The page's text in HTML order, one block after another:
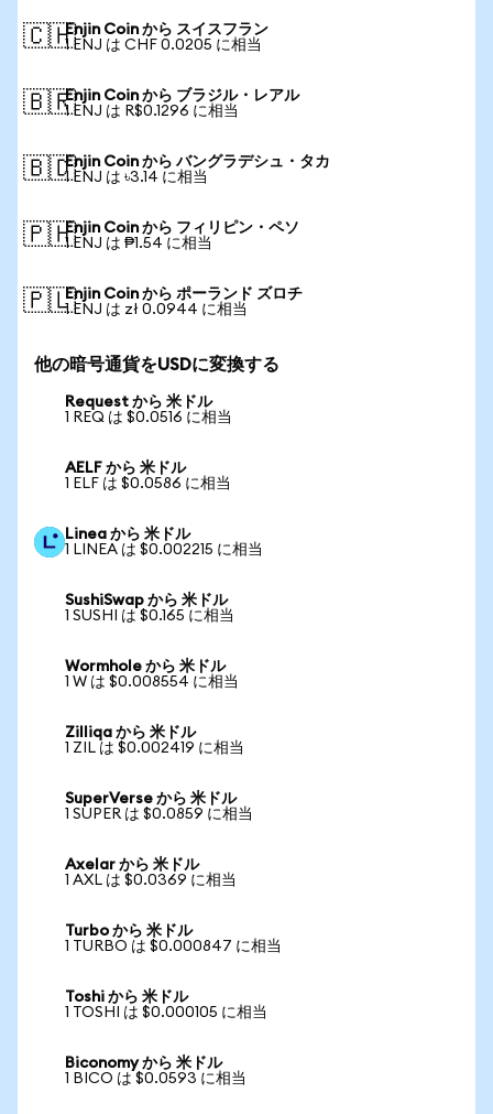
🇨🇭Enjin Coin から スイスフラン
1 ENJ は CHF 0.0205 に相当
🇧🇷Enjin Coin から ブラジル・レアル
1 ENJ は R$0.1296 に相当
🇧🇩Enjin Coin から バングラデシュ・タカ
1 ENJ は ৳3.14 に相当
🇵🇭Enjin Coin から フィリピン・ペソ
1 ENJ は ₱1.54 に相当
🇵🇱Enjin Coin から ポーランド ズロチ
1 ENJ は zł 0.0944 に相当
他の暗号通貨をUSDに変換する
Request から 米ドル
1 REQ は $0.0516 に相当
AELF から 米ドル
1 ELF は $0.0586 に相当
Linea から 米ドル
1 LINEA は $0.002215 に相当
SushiSwap から 米ドル
1 SUSHI は $0.165 に相当
Wormhole から 米ドル
1 W は $0.008554 に相当
Zilliqa から 米ドル
1 ZIL は $0.002419 に相当
SuperVerse から 米ドル
1 SUPER は $0.0859 に相当
Axelar から 米ドル
1 AXL は $0.0369 に相当
Turbo から 米ドル
1 TURBO は $0.000847 に相当
Toshi から 米ドル
1 TOSHI は $0.000105 に相当
Biconomy から 米ドル
1 BICO は $0.0593 に相当